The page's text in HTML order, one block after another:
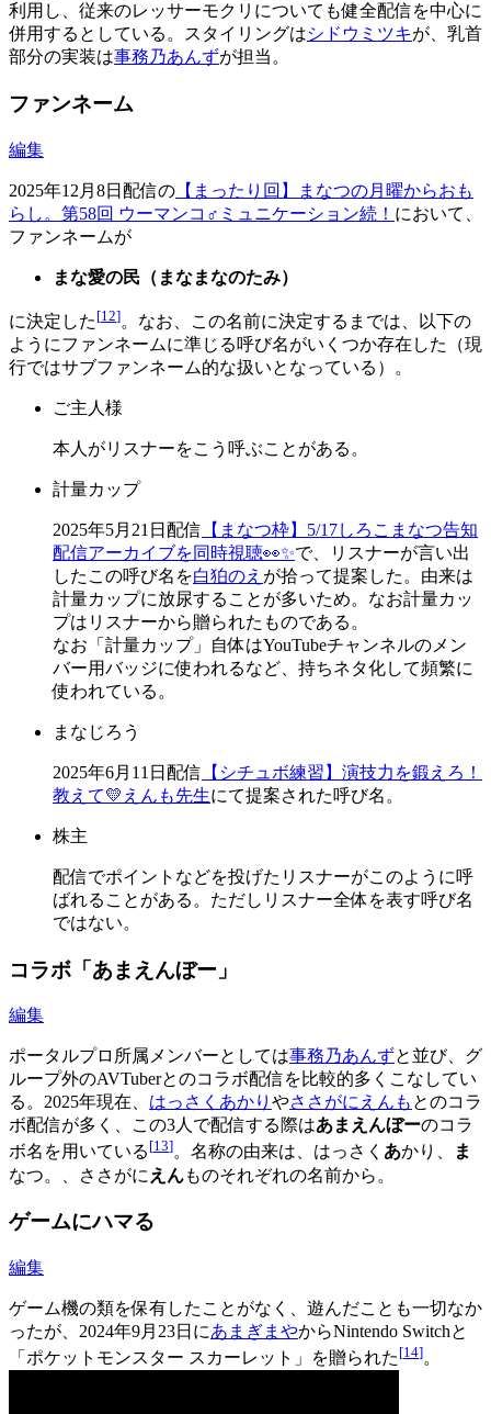
利用し、従来のレッサーモクリについても健全配信を中心に
併用するとしている。スタイリングはシドウミツキが、乳首
部分の実装は事務乃あんずが担当。
ファンネーム
編集
2025年12月8日配信の 【まったり回】まなつの月曜からおも
らし。第58回 ウーマンコ♂ミュニケーション続！ において、
ファンネームが
まな愛の民（まなまなのたみ）
に決定した [12]。なお、この名前に決定するまでは、以下の
ようにファンネームに準じる呼び名がいくつか存在した（現
行ではサブファンネーム的な扱いとなっている）。
ご主人様
本人がリスナーをこう呼ぶことがある。
計量カップ
2025年5月21日配信 【まなつ枠】5/17しろこまなつ告知
配信アーカイブを同時視聴👀✨で、リスナーが言い出
したこの呼び名を白狛のえ が拾って提案した。由来は
計量カップに放尿することが多いため。なお計量カッ
プはリスナーから贈られたものである。
なお「計量カップ」自体はYouTubeチャンネルのメン
バー用バッジに使われるなど、持ちネタ化して頻繁に
使われている。
まなじろう
2025年6月11日配信 【シチュボ練習】演技力を鍛えろ！
教えて💛えんも先生にて提案された呼び名。
株主
配信でポイントなどを投げたリスナーがこのように呼
ばれることがある。ただしリスナー全体を表す呼び名
ではない。
コラボ「あまえんぼー」
編集
ポータルプロ所属メンバーとしては事務乃あんずと並び、グ
ループ外のAVTuberとのコラボ配信を比較的多くこなしてい
る。2025年現在、 はっさくあかり やささがにえんも とのコラ
ボ配信が多く、この3人で配信する際はあまえんぼーのコラ
ボ名を用いている [13]。名称の由来は、はっさく あかり、
ま
なつ。、ささがに えんものそれぞれの名前から。
ゲームにハマる
編集
ゲーム機の類を保有したことがなく、遊んだことも一切なか
ったが、2024年9月23日にあまぎまやからNintendo Switchと
「ポケットモンスター スカーレット」を贈られた [14]。